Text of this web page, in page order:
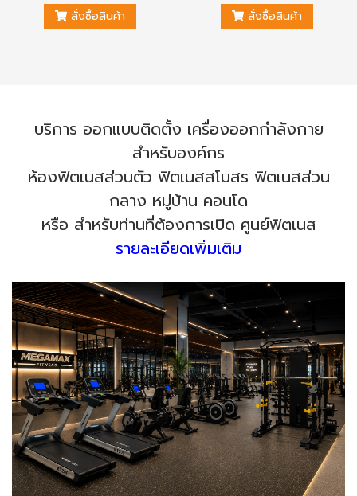
สั่งซื้อสินค้า สั่งซื้อสินค้า
บริการ ออกแบบติดตั้ง เครื่องออกกำลังกาย
สำหรับองค์กร
ห้องฟิตเนสส่วนตัว ฟิตเนสสโมสร ฟิตเนสส่วน
กลาง หมู่บ้าน คอนโด
หรือ สำหรับท่านที่ต้องการเปิด ศูนย์ฟิตเนส
รายละเอียดเพิ่มเติม